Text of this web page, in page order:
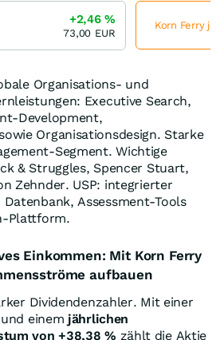
Organisations- und
Executive Search,
Development,
Organisationsdesign. Starke
Segment. Wichtige
& Struggles, Spencer Stuart,
Zehnder. USP: integrierter
Assessment-Tools
Plattform.
Einkommen: Mit Korn Ferry
aufbauen
Dividendenzahler. Mit einer
und einem jährlichen
von +38,38% zählt die Aktie
+2,46%
73,00 EUR
Korn Ferry